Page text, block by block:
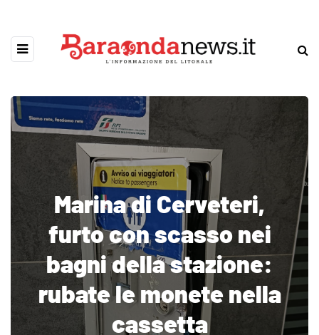
Marina di Cerveteri,
furto con scasso nei
bagni della stazione:
rubate le monete nella
cassetta